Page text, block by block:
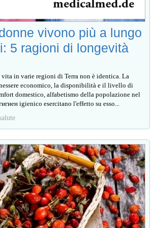
vivono più a lungo
5 ragioni di longevità
in varie regioni di Terra non è identica. La
economico, la disponibilità e il livello di
domestico, alfabetismo della popolazione nel
igienico esercitano l'effetto su esso...